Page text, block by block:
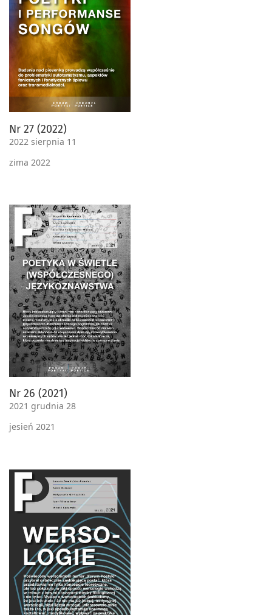
Nr 27 (2022)
2022 sierpnia 11
zima 2022
Nr 26 (2021)
2021 grudnia 28
jesień 2021